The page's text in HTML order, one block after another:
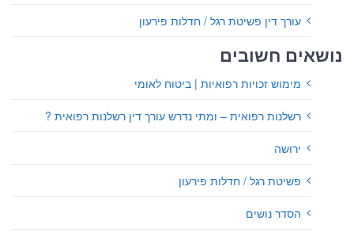
עורך דין פשיטת רגל / חדלות פירעון
נושאים חשובים
מימוש זכויות רפואיות | ביטוח לאומי
רשלנות רפואית – ומתי נדרש עורך דין רשלנות רפואית ?
ירושה
פשיטת רגל / חדלות פירעון
הסדר נושים